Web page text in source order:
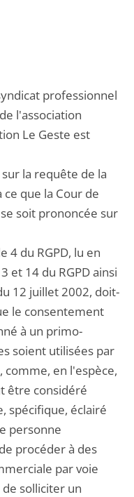
professionnel
l'association
Le Geste est
la requête de la
que la Cour de
soit prononcée sur
4 du RGPD, lu en
et 14 du RGPD ainsi
12 juillet 2002, doit-
le consentement
à un primo-
soient utilisées par
comme, en l'espèce,
être considéré
spécifique, éclairé
personne
procéder à des
par voie
solliciter un